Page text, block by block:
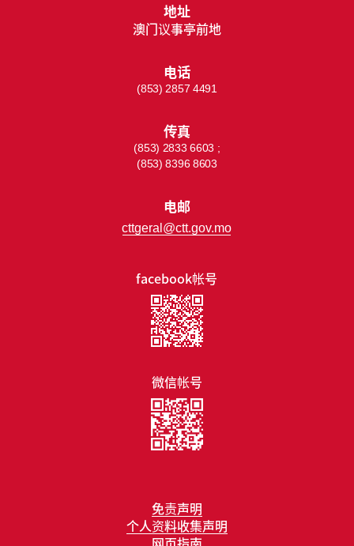
免责声明
个人资料收集声明
facebook帐号
微信帐号
地址
澳门议事亭前地
电话
(853) 2857 4491
传真
(853) 2833 6603 ;
(853) 8396 8603
电邮
cttgeral@ctt.gov.mo